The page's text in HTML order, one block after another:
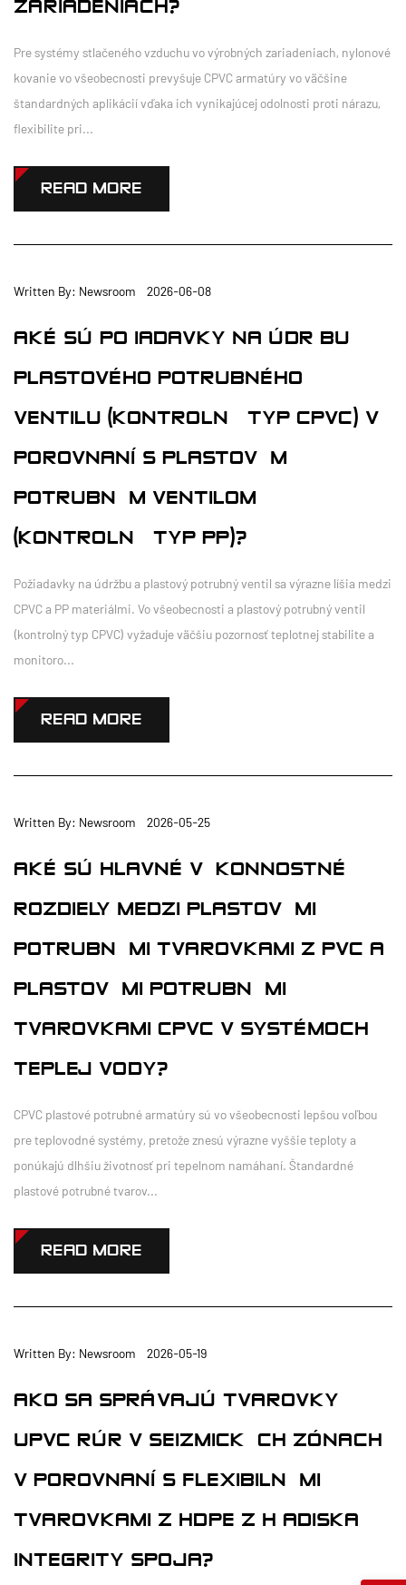
ZARIADENIACH?
Pre systémy stlačeného vzduchu vo výrobných zariadeniach, nylonové
kovanie vo všeobecnosti prevyšuje CPVC armatúry vo väčšine
štandardných aplikácií vďaka ich vynikajúcej odolnosti proti nárazu,
flexibilite pri...
READ MORE
Written By: Newsroom 2026-06-08
AKÉ SÚ POŽIADAVKY NA ÚDRŽBU
PLASTOVÉHO POTRUBNÉHO
VENTILU (KONTROLNÝ TYP CPVC) V
POROVNANÍ S PLASTOVÝM
POTRUBNÝM VENTILOM
(KONTROLNÝ TYP PP)?
Požiadavky na údržbu a plastový potrubný ventil sa výrazne líšia medzi
CPVC a PP materiálmi. Vo všeobecnosti a plastový potrubný ventil
(kontrolný typ CPVC) vyžaduje väčšiu pozornosť teplotnej stabilite a
monitoro...
READ MORE
Written By: Newsroom 2026-05-25
AKÉ SÚ HLAVNÉ VÝKONNOSTNÉ
ROZDIELY MEDZI PLASTOVÝMI
POTRUBNÝMI TVAROVKAMI Z PVC A
PLASTOVÝMI POTRUBNÝMI
TVAROVKAMI CPVC V SYSTÉMOCH
TEPLEJ VODY?
CPVC plastové potrubné armatúry sú vo všeobecnosti lepšou voľbou
pre teplovodné systémy, pretože znesú výrazne vyššie teploty a
ponúkajú dlhšiu životnosť pri tepelnom namáhaní. Štandardné
plastové potrubné tvarov...
READ MORE
Written By: Newsroom 2026-05-19
AKO SA SPRÁVAJÚ TVAROVKY
UPVC RÚR V SEIZMICKÝCH ZÓNACH
V POROVNANÍ S FLEXIBILNÝMI
TVAROVKAMI Z HDPE Z HĽADISKA
INTEGRITY SPOJA?